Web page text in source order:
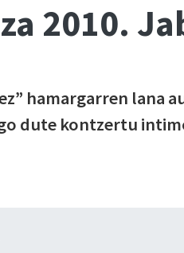
2010.
hamargarren lana
dute kontzertu